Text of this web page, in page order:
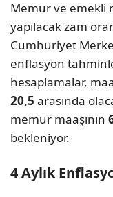
Memur ve emekli
yapılacak zam
Cumhuriyet
enflasyon
hesaplamalar,
20,5 arasında
memur maaşının
bekleniyor.
4 Aylık